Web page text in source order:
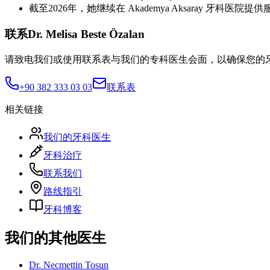
截至2026年，她继续在 Akademya Aksaray 牙科医院提供
联系Dr. Melisa Beste Özalan
请致电我们或使用联系表与我们的专科医生会面，以确保您的
+90 382 333 03 03 联系表
相关链接
我们的牙科医生
牙科治疗
联系我们
路线指引
牙科博客
我们的其他医生
Dr. Necmettin Tosun